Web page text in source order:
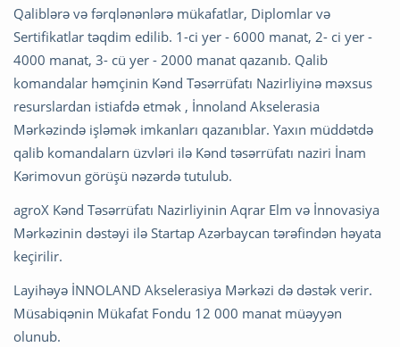
Qaliblərə və fərqlənənlərə mükafatlar, Diplomlar və
Sertifikatlar təqdim edilib. 1-ci yer - 6000 manat, 2- ci yer -
4000 manat, 3- cü yer - 2000 manat qazanıb. Qalib
komandalar həmçinin Kənd Təsərrüfatı Nazirliyinə məxsus
resurslardan istiafdə etmək , İnnoland Akselerasia
Mərkəzində işləmək imkanları qazanıblar. Yaxın müddətdə
qalib komandalarn üzvləri ilə Kənd təsərrüfatı naziri İnam
Kərimovun görüşü nəzərdə tutulub.
agroX Kənd Təsərrüfatı Nazirliyinin Aqrar Elm və İnnovasiya
Mərkəzinin dəstəyi ilə Startap Azərbaycan tərəfindən həyata
keçirilir.
Layihəyə İNNOLAND Akselerasiya Mərkəzi də dəstək verir.
Müsabiqənin Mükafat Fondu 12 000 manat müəyyən
olunub.